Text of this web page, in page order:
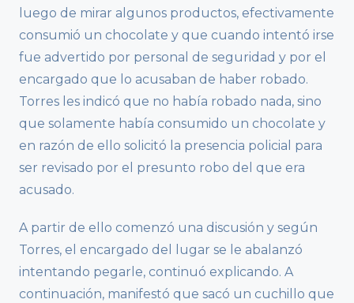
luego de mirar algunos productos, efectivamente
consumió un chocolate y que cuando intentó irse
fue advertido por personal de seguridad y por el
encargado que lo acusaban de haber robado.
Torres les indicó que no había robado nada, sino
que solamente había consumido un chocolate y
en razón de ello solicitó la presencia policial para
ser revisado por el presunto robo del que era
acusado.
A partir de ello comenzó una discusión y según
Torres, el encargado del lugar se le abalanzó
intentando pegarle, continuó explicando. A
continuación, manifestó que sacó un cuchillo que